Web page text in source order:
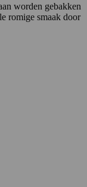
worden gebakken
romige smaak door